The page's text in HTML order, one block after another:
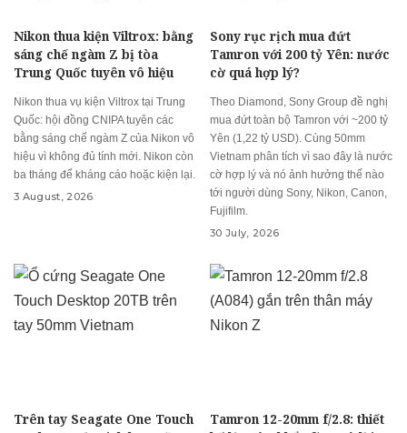
Nikon thua kiện Viltrox: bằng
sáng chế ngàm Z bị tòa
Trung Quốc tuyên vô hiệu
Nikon thua vụ kiện Viltrox tại Trung
Quốc: hội đồng CNIPA tuyên các
bằng sáng chế ngàm Z của Nikon vô
hiệu vì không đủ tính mới. Nikon còn
ba tháng để kháng cáo hoặc kiện lại.
3 August, 2026
Sony rục rịch mua đứt
Tamron với 200 tỷ Yên: nước
cờ quá hợp lý?
Theo Diamond, Sony Group đề nghị
mua đứt toàn bộ Tamron với ~200 tỷ
Yên (1,22 tỷ USD). Cùng 50mm
Vietnam phân tích vì sao đây là nước
cờ hợp lý và nó ảnh hưởng thế nào
tới người dùng Sony, Nikon, Canon,
Fujifilm.
30 July, 2026
Trên tay Seagate One Touch
Tamron 12-20mm f/2.8: thiết